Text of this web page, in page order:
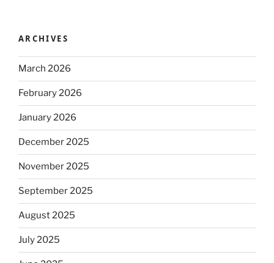
ARCHIVES
March 2026
February 2026
January 2026
December 2025
November 2025
September 2025
August 2025
July 2025